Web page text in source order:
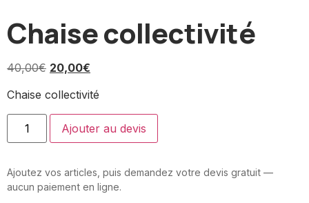
Chaise collectivité
40,00€ 20,00€
Chaise collectivité
Ajouter au devis
Ajoutez vos articles, puis demandez votre devis gratuit —
aucun paiement en ligne.